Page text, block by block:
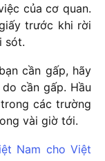
của cơ quan.
trước khi rời
sót.
cần gấp, hãy
cần gấp. Hầu
các trường
vài giờ tới.
Nam cho Việt